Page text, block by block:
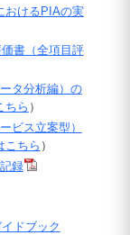
おけるPIAの実
書（全項目評
タ分析編）の
ちら ）
ビス立案型）
こちら ）
録
ドブック